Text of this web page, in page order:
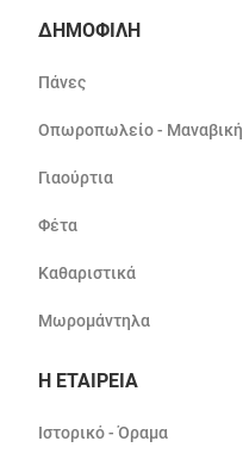
ΔΗΜΟΦΙΛΗ
Πάνες
Οπωροπωλείο - Μαναβική
Γιαούρτια
Φέτα
Καθαριστικά
Μωρομάντηλα
Η ΕΤΑΙΡΕΙΑ
Ιστορικό - Όραμα